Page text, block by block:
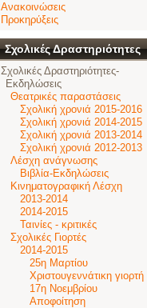
Ανακοινώσεις
Προκηρύξεις
Σχολικές Δραστηριότητες
Σχολικές Δραστηριότητες-
Εκδηλώσεις
Θεατρικές παραστάσεις
Σχολική χρονιά 2015-2016
Σχολική χρονιά 2014-2015
Σχολική χρονιά 2013-2014
Σχολική χρονιά 2012-2013
Λέσχη ανάγνωσης
Βιβλία-Εκδηλώσεις
Κινηματογραφική Λέσχη
2013-2014
2014-2015
Ταινίες - κριτικές
Σχολικές Γιορτές
2014-2015
25η Μαρτίου
Χριστουγεννάτικη γιορτή
17η Νοεμβρίου
Αποφοίτηση